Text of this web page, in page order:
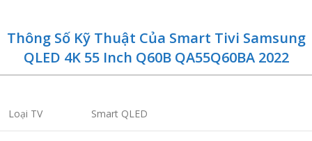
Thông Số Kỹ Thuật Của Smart Tivi Samsung
QLED 4K 55 Inch Q60B QA55Q60BA 2022
Loại TV Smart QLED